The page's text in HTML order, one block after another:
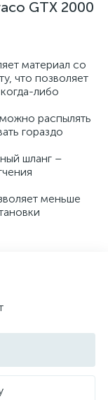
GTX 2000
материал со
что позволяет
либо
распылять
гораздо
шланг –
меньше